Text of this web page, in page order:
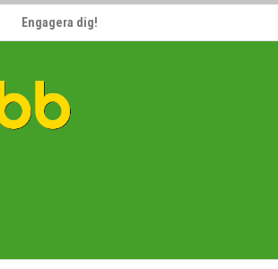
Engagera dig!